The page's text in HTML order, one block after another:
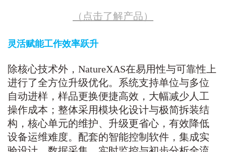
（点击了解产品）
灵活赋能工作效率跃升
除核心技术外，NatureXAS在易用性与可靠性上
进行了全方位升级优化。系统支持单位与多位
自动进样，样品更换便捷高效，大幅减少人工
操作成本；整体采用模块化设计与极简拆装结
构，核心单元的维护、升级更省心，有效降低
设备运维难度。配套的智能控制软件，集成实